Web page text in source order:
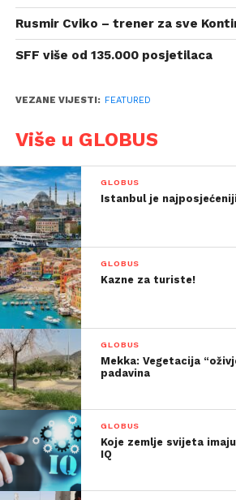
Rusmir Cviko – trener za sve
SFF više od 135.000 posjetilaca
VEZANE VIJESTI: FEATURED
Više u GLOBUS
GLOBUS
Istanbul je
GLOBUS
Kazne za turiste!
GLOBUS
Mekka: Vegetacija
padavina
GLOBUS
Koje zemlje svijeta
IQ